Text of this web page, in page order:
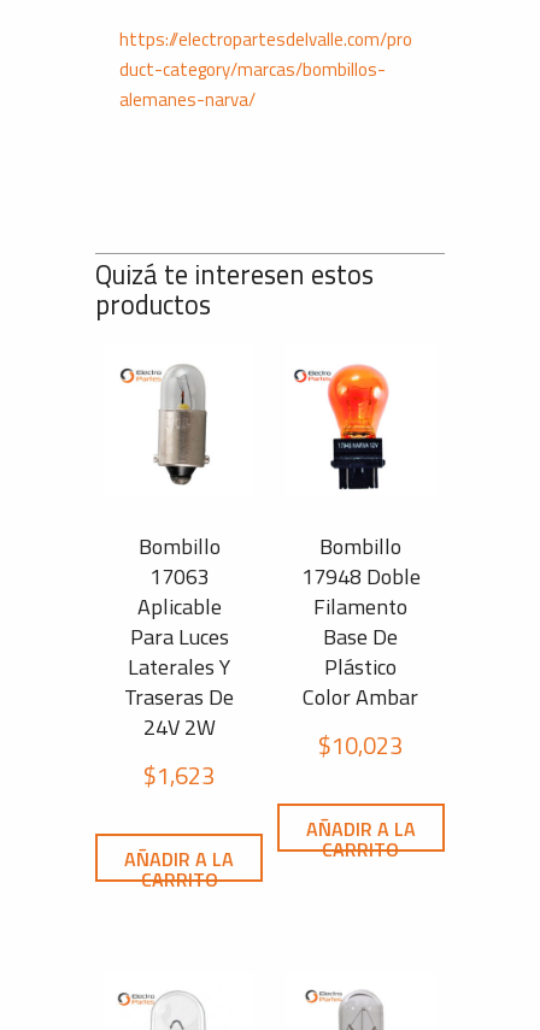
https://electropartesdelvalle.com/pro
duct-category/marcas/bombillos-
alemanes-narva/
Quizá te interesen estos
productos
Bombillo
17063
Aplicable
Para Luces
Laterales Y
Traseras De
24V 2W
$1,623
AÑADIR A LA
CARRITO
Bombillo
17948 Doble
Filamento
Base De
Plástico
Color Ambar
$10,023
AÑADIR A LA
CARRITO